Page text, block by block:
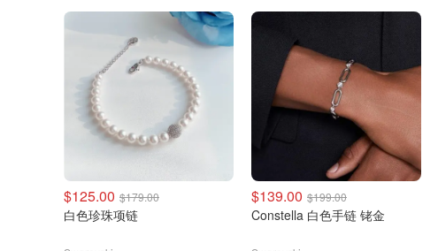
$125.00 $179.00
白色珍珠项链
$139.00 $199.00
Constella 白色手链 铑金